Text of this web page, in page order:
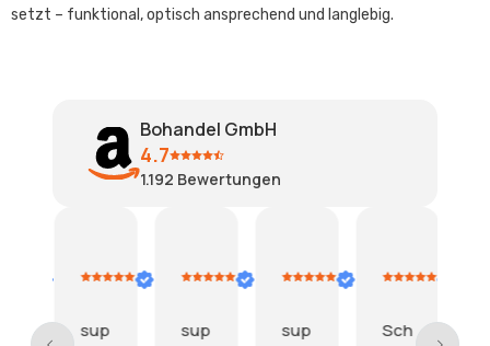
setzt – funktional, optisch ansprechend und langlebig.
Bohandel GmbH
4.7
1.192 Bewertungen
2.
August
sup
2.
August
sup
2.
August
sup
28.
Juli
Sch